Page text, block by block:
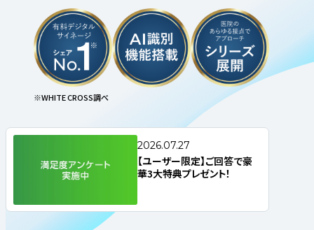
※WHITE CROSS調べ
2026.07.27
【ユーザー限定】ご回答で豪
華3大特典プレゼント！